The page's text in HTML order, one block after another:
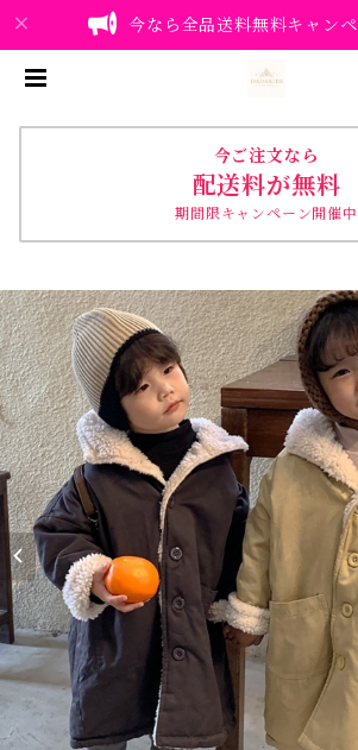
今なら全品送料無料キャン
今ご注文なら
配送料が無料
期間限キャンペーン開催中